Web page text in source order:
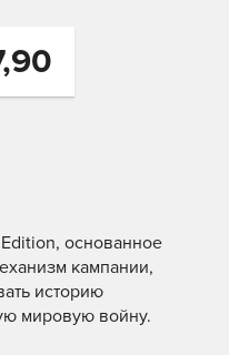
основанное
кампании,
историю
мировую войну.